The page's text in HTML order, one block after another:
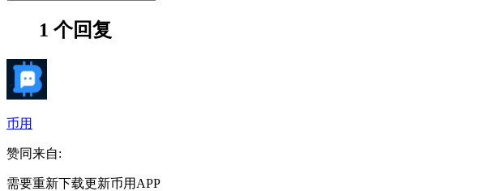
1 个回复
币用
赞同来自:
需要重新下载更新币用APP